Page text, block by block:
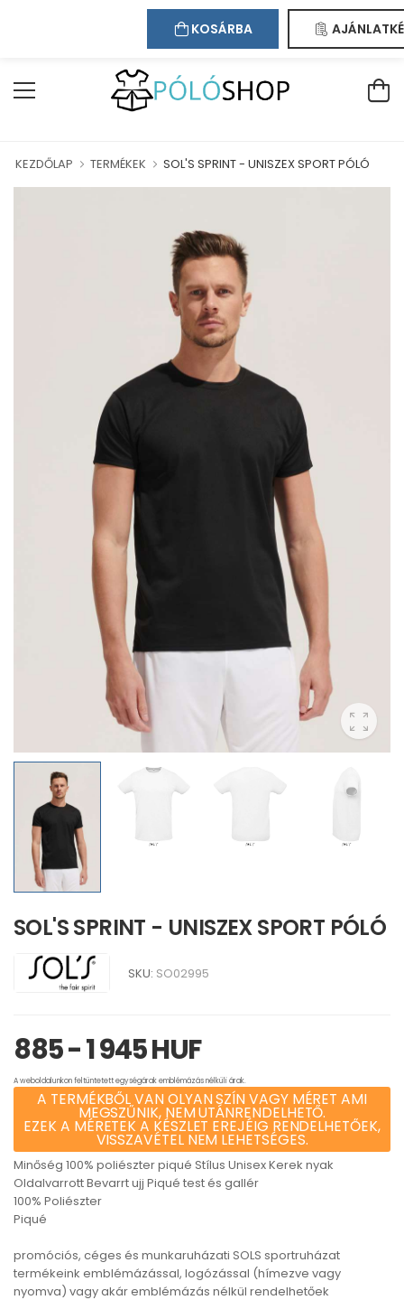
Kapcsolat Regisztráció
KEZDŐLAP TERMÉKEK SOL'S SPRINT - UNISZEX SPORT PÓLÓ
SOL'S SPRINT - UNISZEX SPORT PÓLÓ
SKU: SO02995
885 - 1 945 HUF
A weboldalunkon feltüntetett egységárak emblémázás nélküli árak.
A TERMÉKBŐL VAN OLYAN SZÍN VAGY MÉRET AMI
MEGSZŰNIK, NEM UTÁNRENDELHETŐ.
EZEK A MÉRETEK A KÉSZLET EREJÉIG RENDELHETŐEK,
VISSZAVÉTEL NEM LEHETSÉGES.
Minőség 100% poliészter piqué Stílus Unisex Kerek nyak
Oldalvarrott Bevarrt ujj Piqué test és gallér
100% Poliészter
Piqué
promóciós, céges és munkaruházati SOLS sportruházat
termékeink emblémázással, logózással (hímezve vagy
nyomva) vagy akár emblémázás nélkül rendelhetőek
KOSÁRBA